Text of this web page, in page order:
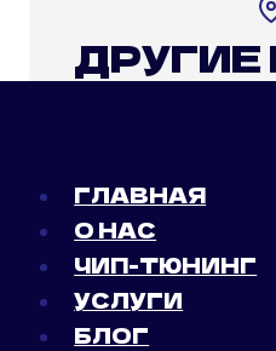
ГЛАВНАЯ
О НАС
ЧИП-ТЮНИНГ
УСЛУГИ
БЛОГ